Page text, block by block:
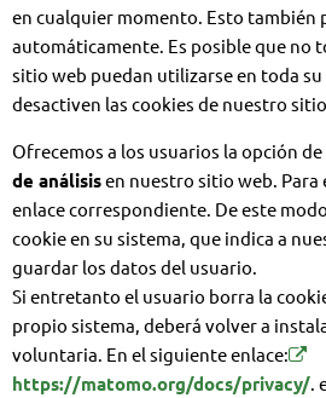
en cualquier momento. Esto también
automáticamente. Es posible que no
sitio web puedan utilizarse en toda
desactiven las cookies de nuestro sitio
Ofrecemos a los usuarios la opción de
de análisisen nuestro sitio web. Para
enlace correspondiente. De este
cookie en su sistema, que indica a
guardar los datos del usuario.
Si entretanto el usuario borra la
propio sistema, deberá volver a
voluntaria. En el siguiente enlace:
https://matomo.org/docs/privacy/